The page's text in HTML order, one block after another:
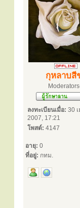
กุหลาบสี
ลงทะเบียนเมื่อ: 30
2007, 17:21
โพสต์: 4147
อายุ: 0
ที่อยู่: กทม.